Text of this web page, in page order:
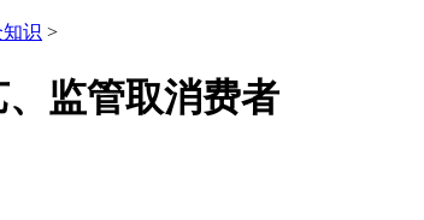
识 >
监管取消费者